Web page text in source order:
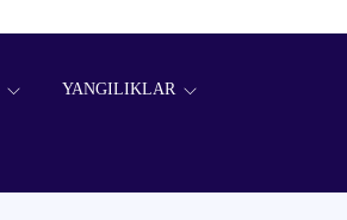
YANGILIKLAR